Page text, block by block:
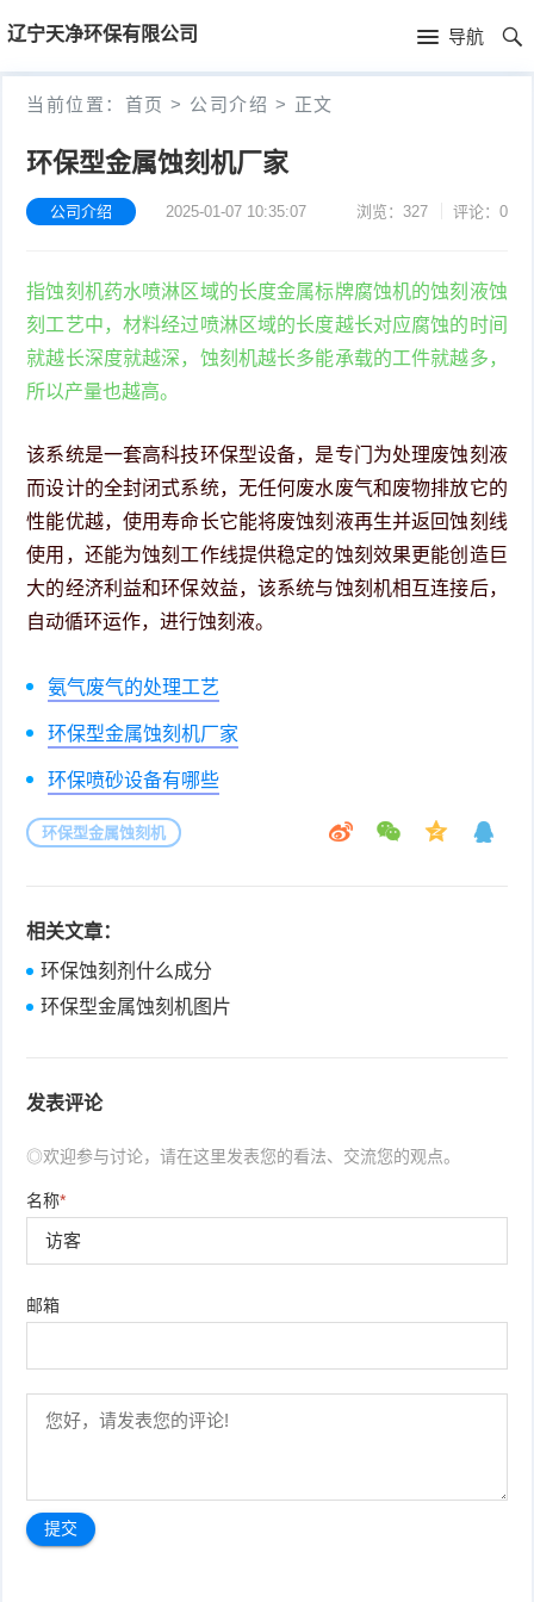
辽宁天净环保有限公司 导航
首
页
首
当前位置： 首页 > 公司介绍 > 正文
环保型金属蚀刻机厂家
公司介绍 2025-01-07 10:35:07 浏览：327 评论：0
指蚀刻机药水喷淋区域的长度金属标牌腐蚀机的蚀刻液蚀
刻工艺中，材料经过喷淋区域的长度越长对应腐蚀的时间
就越长深度就越深，蚀刻机越长多能承载的工件就越多，
所以产量也越高。
该系统是一套高科技环保型设备，是专门为处理废蚀刻液
而设计的全封闭式系统，无任何废水废气和废物排放它的
性能优越，使用寿命长它能将废蚀刻液再生并返回蚀刻线
使用，还能为蚀刻工作线提供稳定的蚀刻效果更能创造巨
大的经济利益和环保效益，该系统与蚀刻机相互连接后，
自动循环运作，进行蚀刻液。
氨气废气的处理工艺
环保型金属蚀刻机厂家
环保喷砂设备有哪些
环保型金属蚀刻机
相关文章：
环保蚀刻剂什么成分
环保型金属蚀刻机图片
发表评论
◎欢迎参与讨论，请在这里发表您的看法、交流您的观点。
名称*
邮箱